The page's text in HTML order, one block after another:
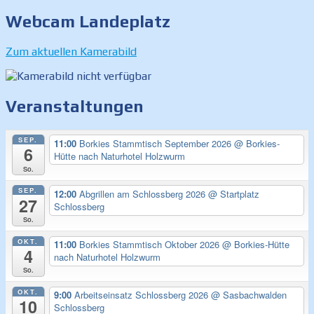
Webcam Landeplatz
Zum aktuellen Kamerabild
Veranstaltungen
SEP.
6
So.
11:00 Borkies Stammtisch September 2026 @ Borkies-
Hütte nach Naturhotel Holzwurm
SEP.
27
So.
12:00 Abgrillen am Schlossberg 2026 @ Startplatz
Schlossberg
OKT.
4
So.
11:00 Borkies Stammtisch Oktober 2026 @ Borkies-Hütte
nach Naturhotel Holzwurm
OKT.
10
9:00 Arbeitseinsatz Schlossberg 2026 @ Sasbachwalden
Schlossberg